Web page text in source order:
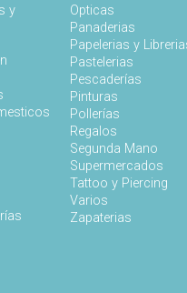
y
Opticas
Panaderias
Papelerias y
Pastelerias
Pescaderías
Pinturas
Pollerías
Regalos
Segunda Mano
Supermercados
Tattoo y Piercing
Varios
Zapaterias